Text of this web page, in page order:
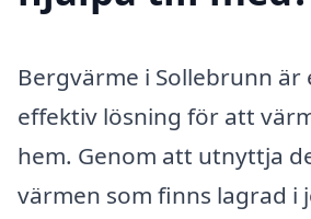
Bergvärme i Sollebrunn är
effektiv lösning för att
hem. Genom att utnyttja
värmen som finns lagrad i